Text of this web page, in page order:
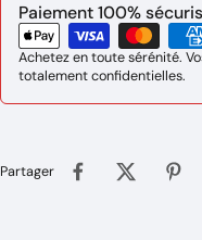
Paiement 100%
Achetez en toute sérénité.
totalement confidentielles.
Partager